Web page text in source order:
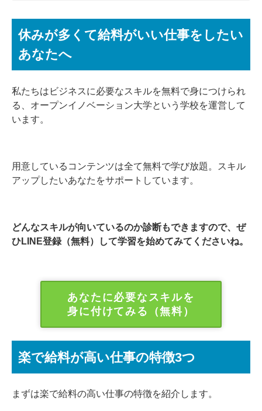
休みが多くて給料がいい仕事をしたい
あなたへ
私たちはビジネスに必要なスキルを無料で身につけられ
る、オープンイノベーション大学という学校を運営して
います。
用意しているコンテンツは全て無料で学び放題。スキル
アップしたいあなたをサポートしています。
どんなスキルが向いているのか診断もできますので、ぜ
ひLINE登録（無料）して学習を始めてみてくださいね。
あなたに必要なスキルを
身に付けてみる（無料）
楽で給料が高い仕事の特徴3つ
まずは楽で給料の高い仕事の特徴を紹介します。